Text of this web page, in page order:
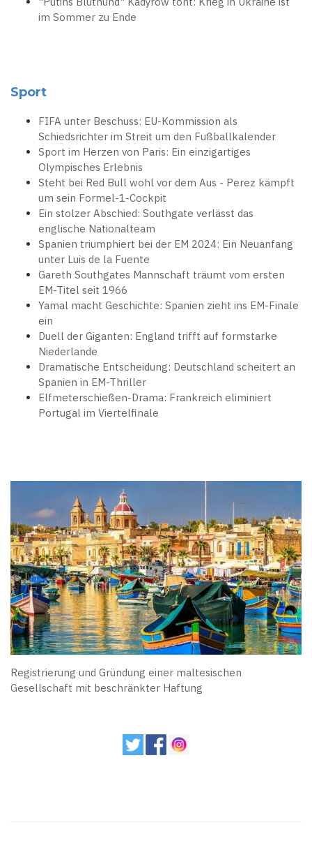
im Sommer zu Ende
Sport
FIFA unter Beschuss: EU-Kommission als
Schiedsrichter im Streit um den Fußballkalender
Sport im Herzen von Paris: Ein einzigartiges
Olympisches Erlebnis
Steht bei Red Bull wohl vor dem Aus - Perez kämpft
um sein Formel-1-Cockpit
Ein stolzer Abschied: Southgate verlässt das
englische Nationalteam
Spanien triumphiert bei der EM 2024: Ein Neuanfang
unter Luis de la Fuente
Gareth Southgates Mannschaft träumt vom ersten
EM-Titel seit 1966
Yamal macht Geschichte: Spanien zieht ins EM-Finale
ein
Duell der Giganten: England trifft auf formstarke
Niederlande
Dramatische Entscheidung: Deutschland scheitert an
Spanien in EM-Thriller
Elfmeterschießen-Drama: Frankreich eliminiert
Portugal im Viertelfinale
Registrierung und Gründung einer maltesischen
Gesellschaft mit beschränkter Haftung